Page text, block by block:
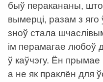
быў перакананы, што
вымерці, разам з
зноў стала
ім перамагае любоў
ў каўчэгу. Ён
а не як праклён для